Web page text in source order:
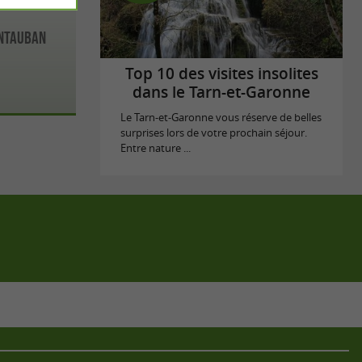
Top 10 des visites insolites
dans le Tarn-et-Garonne
Le Tarn-et-Garonne vous réserve de belles
surprises lors de votre prochain séjour.
Entre nature ...